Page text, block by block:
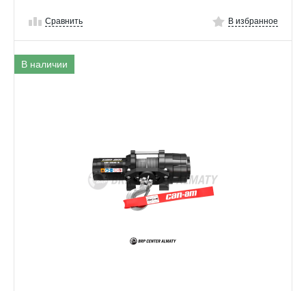
Сравнить В избранное
В наличии